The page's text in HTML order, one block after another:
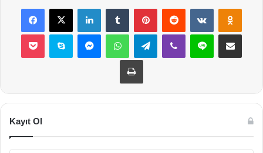
Facebook
X LinkedInTumblr PinterestReddit VKontakte
Pocket Skype MessengerWhatsAppTelegramViber Line E-Posta ile
Yazdır
Kayıt Ol